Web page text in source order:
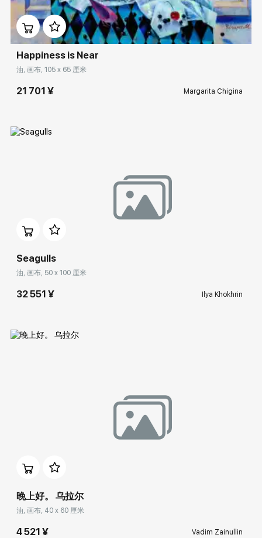
Домен: rakovgallery.cn
Happiness is Near
油, 画布, 105 x 65 厘米
21 701 ¥ Margarita Chigina
Seagulls
油, 画布, 50 x 100 厘米
32 551 ¥ Ilya Khokhrin
晚上好。 乌拉尔
油, 画布, 40 x 60 厘米
4 521 ¥ Vadim Zainullin